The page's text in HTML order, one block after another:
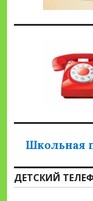
Школьная
ДЕТСКИЙ